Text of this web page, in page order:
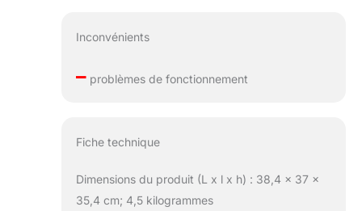
Inconvénients
–problèmes de fonctionnement
Fiche technique
Dimensions du produit (L x l x h) : 38,4 x 37 x
35,4 cm; 4,5 kilogrammes